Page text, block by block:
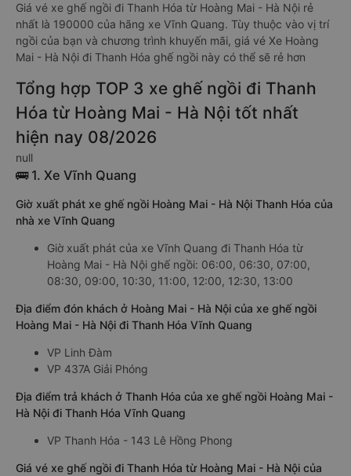
Giá vé xe ghế ngồi đi Thanh Hóa từ Hoàng Mai - Hà Nội rẻ
nhất là 190000 của hãng xe Vĩnh Quang. Tùy thuộc vào vị trí
ngồi của bạn và chương trình khuyến mãi, giá vé Xe Hoàng
Mai - Hà Nội đi Thanh Hóa ghế ngồi này có thể sẽ rẻ hơn
Tổng hợp TOP 3 xe ghế ngồi đi Thanh
Hóa từ Hoàng Mai - Hà Nội tốt nhất
hiện nay 08/2026
null
🚌 1. Xe Vĩnh Quang
Giờ xuất phát xe ghế ngồi Hoàng Mai - Hà Nội Thanh Hóa của
nhà xe Vĩnh Quang
Giờ xuất phát của xe Vĩnh Quang đi Thanh Hóa từ
Hoàng Mai - Hà Nội ghế ngồi: 06:00, 06:30, 07:00,
08:30, 09:00, 10:30, 11:00, 12:00, 12:30, 13:00
Địa điểm đón khách ở Hoàng Mai - Hà Nội của xe ghế ngồi
Hoàng Mai - Hà Nội đi Thanh Hóa Vĩnh Quang
VP Linh Đàm
VP 437A Giải Phóng
Địa điểm trả khách ở Thanh Hóa của xe ghế ngồi Hoàng Mai -
Hà Nội đi Thanh Hóa Vĩnh Quang
VP Thanh Hóa - 143 Lê Hồng Phong
Giá vé xe ghế ngồi đi Thanh Hóa từ Hoàng Mai - Hà Nội của